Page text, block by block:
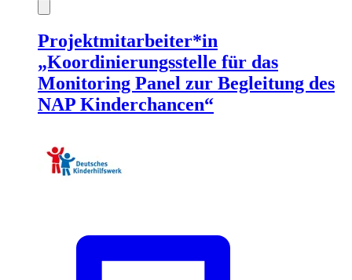
Projektmitarbeiter*in
„Koordinierungsstelle für das
Monitoring Panel zur Begleitung des
NAP Kinderchancen“